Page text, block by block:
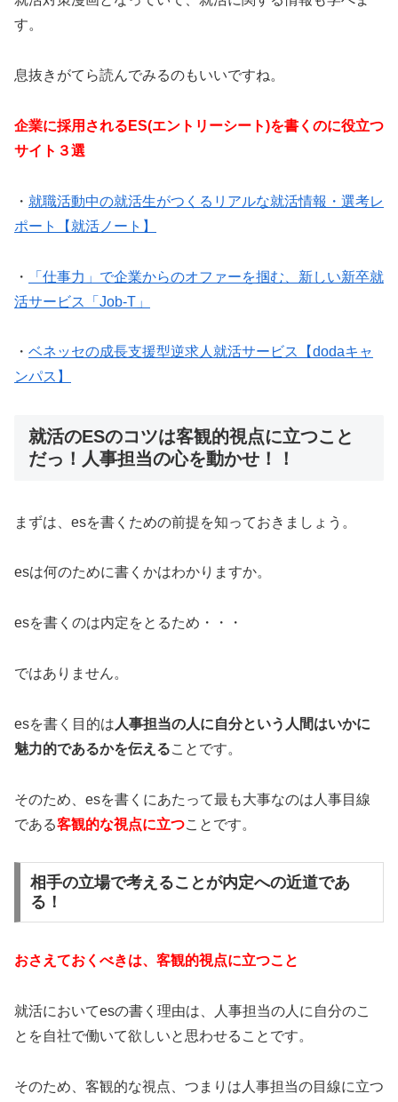
す。
息抜きがてら読んでみるのもいいですね。
企業に採用されるES(エントリーシート)を書くのに役立つ
サイト３選
・ 就職活動中の就活生がつくるリアルな就活情報・選考レ
ポート【就活ノート】
・
「仕事力」で企業からのオファーを掴む、新しい新卒就
活サービス「Job-T」
・ ベネッセの成長支援型逆求人就活サービス【dodaキャ
ンパス】
就活のESのコツは客観的視点に立つこと
だっ！人事担当の心を動かせ！！
まずは、esを書くための前提を知っておきましょう。
esは何のために書くかはわかりますか。
esを書くのは内定をとるため・・・
ではありません。
esを書く目的は 人事担当の人に自分という人間はいかに
魅力的であるかを伝えることです。
そのため、esを書くにあたって最も大事なのは人事目線
である客観的な視点に立つことです。
相手の立場で考えることが内定への近道であ
る！
おさえておくべきは、客観的視点に立つこと
就活においてesの書く理由は、人事担当の人に自分のこ
とを自社で働いて欲しいと思わせることです。
そのため、客観的な視点、つまりは人事担当の目線に立つ